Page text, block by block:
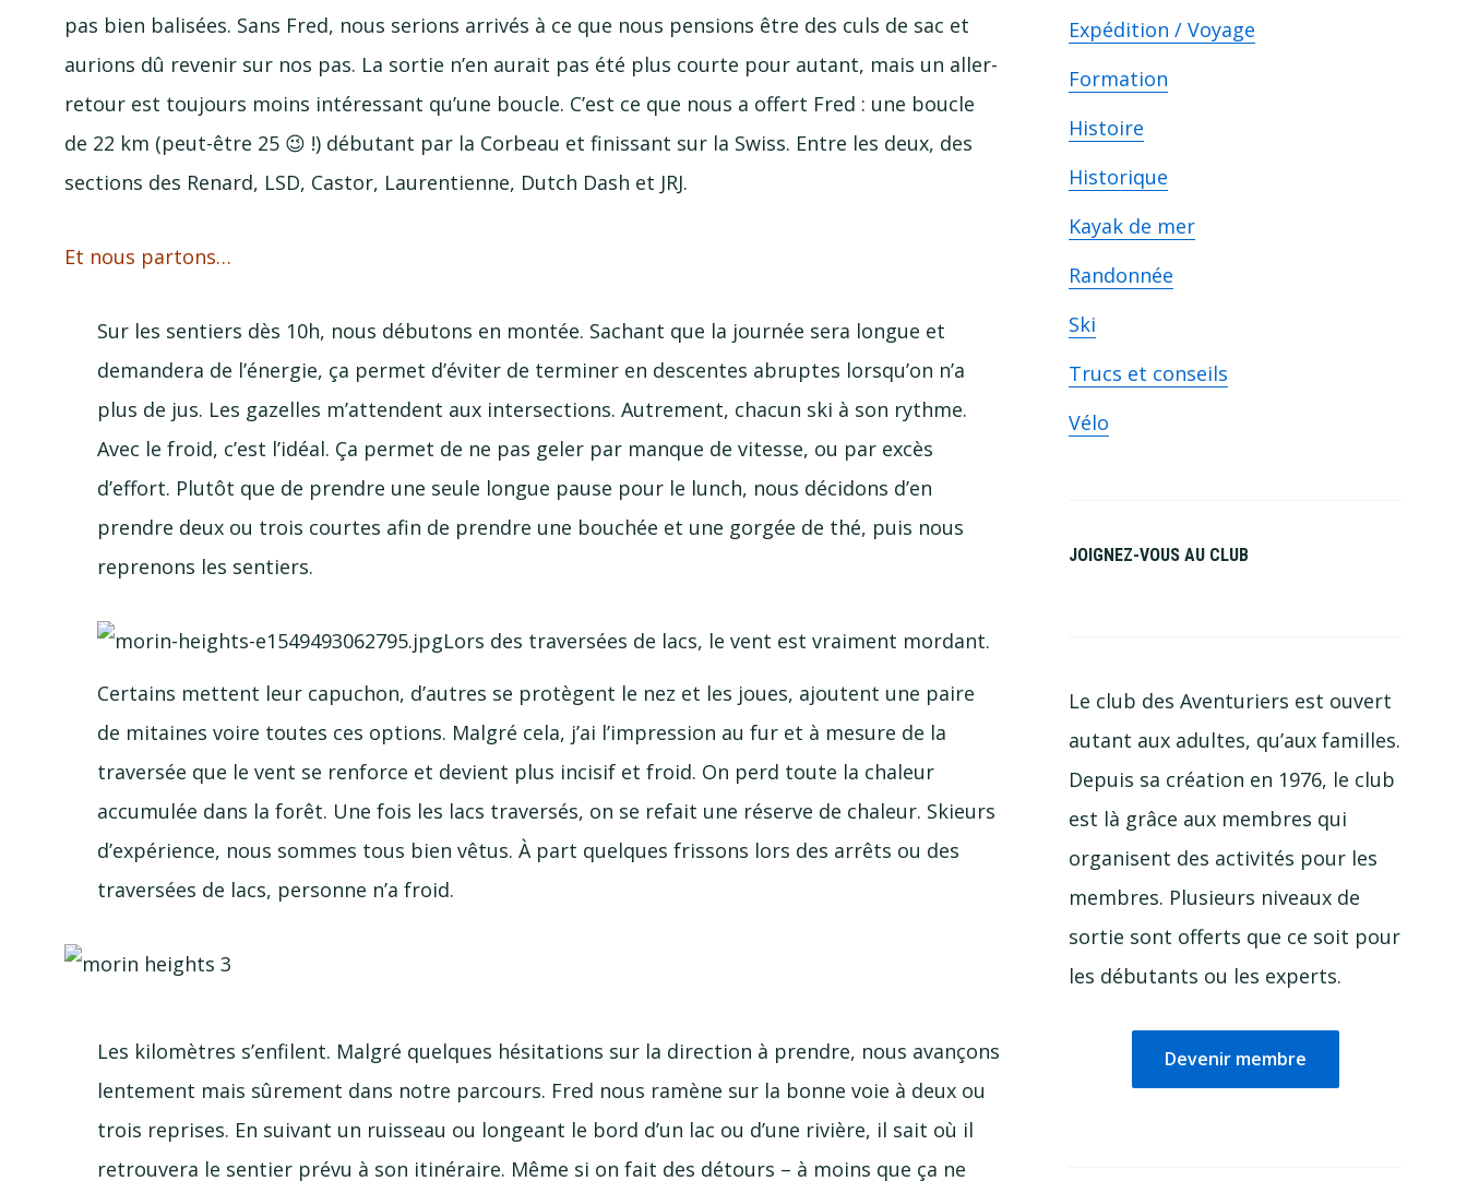
pas bien balisées. Sans Fred, nous serions arrivés à ce que nous pensions être des culs de sac et
aurions dû revenir sur nos pas. La sortie n’en aurait pas été plus courte pour autant, mais un aller-
retourest toujours moins intéressant qu’une boucle. C’est ce que nous a offert Fred : une boucle
de 22 km (peut-être 25 😉 !) débutant par la Corbeau et finissant sur la Swiss. Entre les deux, des
sections des Renard, LSD, Castor, Laurentienne, Dutch Dash et JRJ.
Et nous partons…
Sur les sentiers dès 10h, nous débutons en montée. Sachant que la journée sera longue et
demandera de l’énergie, ça permet d’éviter de terminer en descentes abruptes lorsqu’on n’a
plus de jus. Les gazelles m’attendent aux intersections. Autrement, chacun ski à son rythme.
Avec le froid, c’est l’idéal. Ça permet de ne pas geler par manque de vitesse, ou par excès
d’effort. Plutôt que de prendre une seule longue pause pour le lunch, nous décidons d’en
prendre deux ou trois courtes afin de prendre une bouchée et une gorgée de thé, puis nous
reprenons les sentiers.
Lors des traversées de lacs, le vent est vraiment mordant.
Certains mettent leur capuchon, d’autres se protègent le nez et les joues, ajoutent une paire
de mitaines voire toutes ces options. Malgré cela, j’ai l’impression au fur et à mesure de la
traversée que le vent se renforce et devient plus incisif et froid. On perd toute la chaleur
accumulée dans la forêt. Une fois les lacs traversés, on se refait une réserve de chaleur. Skieurs
d’expérience, nous sommes tous bien vêtus. À part quelques frissons lors des arrêts ou des
traversées de lacs, personne n’a froid.
Les kilomètres s’enfilent. Malgré quelques hésitations sur la direction à prendre, nous avançons
lentement mais sûrement dans notre parcours. Fred nous ramène sur la bonne voie à deux ou
trois reprises. En suivant un ruisseau ou longeant le bord d’un lac ou d’une rivière, il sait où il
retrouvera le sentier prévu à son itinéraire. Même si on fait des détours – à moins que ça ne
Expédition / Voyage
Formation
Histoire
Historique
Kayak de mer
Randonnée
Ski
Trucs et conseils
Vélo
JOIGNEZ-VOUS AU CLUB
Le club des Aventuriers est ouvert
autant aux adultes, qu’aux familles.
Depuis sa création en 1976, le club
est là grâce aux membres qui
organisent des activités pour les
membres. Plusieurs niveaux de
sortie sont offerts que ce soit pour
les débutants ou les experts.
Devenir membre